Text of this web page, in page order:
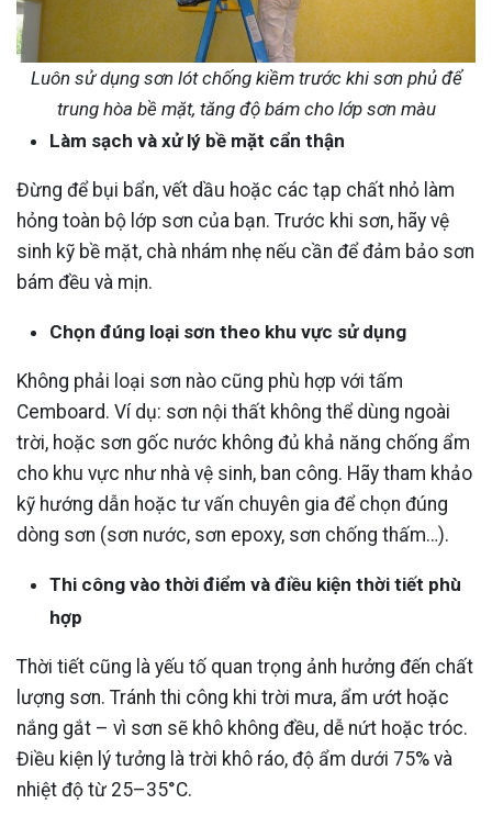
Luôn sử dụng sơn lót chống kiềm trước khi sơn phủ để
trung hòa bề mặt, tăng độ bám cho lớp sơn màu
Làm sạch và xử lý bề mặt cẩn thận
Đừng để bụi bẩn, vết dầu hoặc các tạp chất nhỏ làm
hỏng toàn bộ lớp sơn của bạn. Trước khi sơn, hãy vệ
sinh kỹ bề mặt, chà nhám nhẹ nếu cần để đảm bảo sơn
bám đều và mịn.
Chọn đúng loại sơn theo khu vực sử dụng
Không phải loại sơn nào cũng phù hợp với tấm
Cemboard. Ví dụ: sơn nội thất không thể dùng ngoài
trời, hoặc sơn gốc nước không đủ khả năng chống ẩm
cho khu vực như nhà vệ sinh, ban công. Hãy tham khảo
kỹ hướng dẫn hoặc tư vấn chuyên gia để chọn đúng
dòng sơn (sơn nước, sơn epoxy, sơn chống thấm…).
Thi công vào thời điểm và điều kiện thời tiết phù
hợp
Thời tiết cũng là yếu tố quan trọng ảnh hưởng đến chất
lượng sơn. Tránh thi công khi trời mưa, ẩm ướt hoặc
nắng gắt – vì sơn sẽ khô không đều, dễ nứt hoặc tróc.
Điều kiện lý tưởng là trời khô ráo, độ ẩm dưới 75% và
nhiệt độ từ 25–35°C.